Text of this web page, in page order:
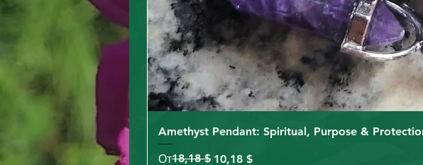
Amethyst Pendant: Spiritual, Purpose &
От
Обычная цена
18,18 $ 10,18 $
Цена со скидкой